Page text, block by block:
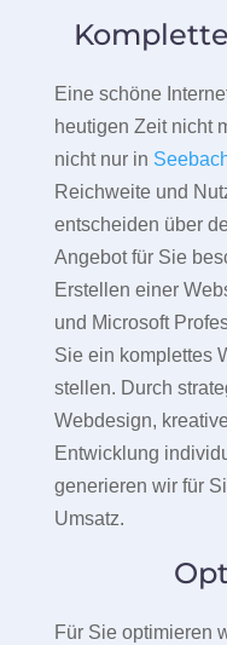
Eine schöne
heutigen Zeit nicht
nicht nur in
Reichweite und
entscheiden über
Angebot für Sie
Erstellen einer
und Microsoft
Sie ein komplettes
stellen. Durch
Webdesign,
Entwicklung
generieren wir für
Umsatz.
Für Sie optimieren